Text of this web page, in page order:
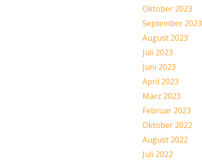
Oktober 2023
September 2023
August 2023
Juli 2023
Juni 2023
April 2023
März 2023
Februar 2023
Oktober 2022
August 2022
Juli 2022